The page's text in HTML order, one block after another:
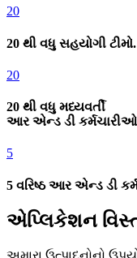
20
20 થી વધુ સહયોગી ટીમો.
20
20 થી વધુ મધ્યવર્તી
આર એન્ડ ડી કર્મચારીઓ
5
5 વરિષ્ઠ આર એન્ડ ડી
એપ્લિકેશન
અમારા ઉત્પાદનોનો